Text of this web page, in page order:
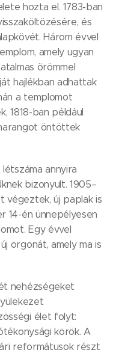
hozta el. 1783-ban
és
Három évvel
amely ugyan
örömmel
hajlékban adhattak
a templomot
1818-ban például
öntöttek
annyira
bizonyult. 1905–
végeztek, új paplak is
14-én ünnepélyesen
Egy évvel
orgonát, amely ma is
nehézségeket
élet folyt:
körök. A
reformátusok részt